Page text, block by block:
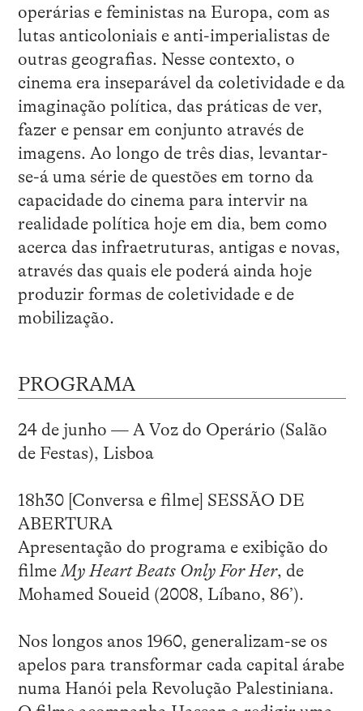
operárias e feministas na Europa, com as
lutas anticoloniais e anti-imperialistas de
outras geografias. Nesse contexto, o
cinema era inseparável da coletividade e da
imaginação política, das práticas de ver,
fazer e pensar em conjunto através de
imagens. Ao longo de três dias, levantar-
se-á uma série de questões em torno da
capacidade do cinema para intervir na
realidade política hoje em dia, bem como
acerca das infraetruturas, antigas e novas,
através das quais ele poderá ainda hoje
produzir formas de coletividade e de
mobilização.
PROGRAMA
24 de junho — A Voz do Operário (Salão
de Festas), Lisboa
18h30 [Conversa e filme] SESSÃO DE
ABERTURA
Apresentação do programa e exibição do
filmeMy Heart Beats Only For Her, de
Mohamed Soueid (2008, Líbano, 86’).
Nos longos anos 1960, generalizam-se os
apelos para transformar cada capital árabe
numa Hanói pela Revolução Palestiniana.